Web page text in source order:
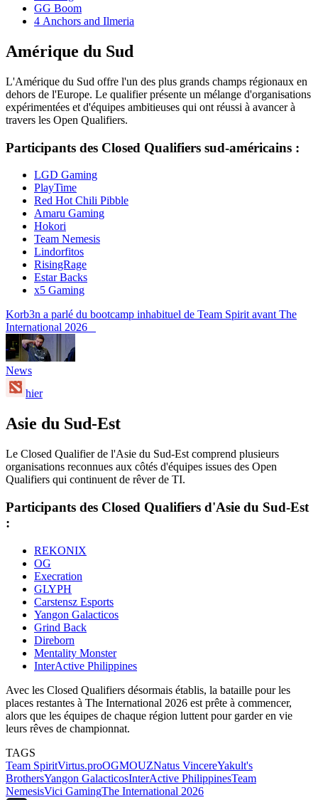
GG Boom
4 Anchors and Ilmeria
Amérique du Sud
L'Amérique du Sud offre l'un des plus grands champs régionaux en
dehors de l'Europe. Le qualifier présente un mélange d'organisations
expérimentées et d'équipes ambitieuses qui ont réussi à avancer à
travers les Open Qualifiers.
Participants des Closed Qualifiers sud-américains :
LGD Gaming
PlayTime
Red Hot Chili Pibble
Amaru Gaming
Hokori
Team Nemesis
Lindorfitos
RisingRage
Estar Backs
x5 Gaming
Korb3n a parlé du bootcamp inhabituel de Team Spirit avant The
International 2026
News
hier
Asie du Sud-Est
Le Closed Qualifier de l'Asie du Sud-Est comprend plusieurs
organisations reconnues aux côtés d'équipes issues des Open
Qualifiers qui continuent de rêver de TI.
Participants des Closed Qualifiers d'Asie du Sud-Est
:
REKONIX
OG
Execration
GLYPH
Carstensz Esports
Yangon Galacticos
Grind Back
Direborn
Mentality Monster
InterActive Philippines
Avec les Closed Qualifiers désormais établis, la bataille pour les
places restantes à The International 2026 est prête à commencer,
alors que les équipes de chaque région luttent pour garder en vie
leurs rêves de championnat.
TAGS
Team SpiritVirtus.proOGMOUZNatus VincereYakult's
BrothersYangon GalacticosInterActive PhilippinesTeam
NemesisVici GamingThe International 2026